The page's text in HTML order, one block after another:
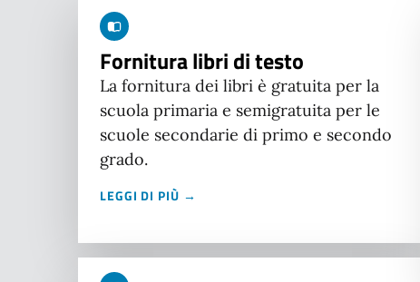
Fornitura libri di testo
La fornitura dei libri è gratuita per la
scuola primaria e semigratuita per le
scuole secondarie di primo e secondo
grado.
LEGGI DI PIÙ →